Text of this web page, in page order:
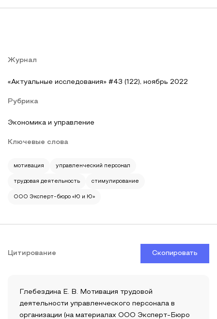
Журнал
«Актуальные исследования» #43 (122), ноябрь 2022
Рубрика
Экономика и управление
Ключевые слова
мотивация управленческий персонал
трудовая деятельность стимулирование
ООО Эксперт-бюро «Ю и Ю»
Цитирование Скопировать
Глебездина Е. В. Мотивация трудовой
деятельности управленческого персонала в
организации (на материалах ООО Эксперт-Бюро